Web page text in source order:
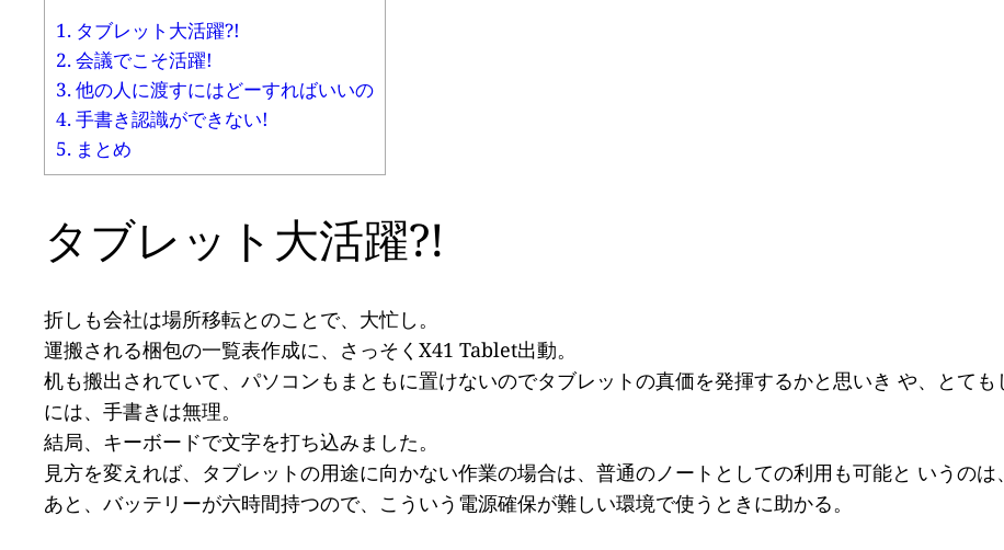
1. タブレット大活躍?!
2.会議でこそ活躍!
3.他の人に渡すにはどーすればいいの
4.手書き認識ができない!
5. まとめ
タブレット大活躍?!
折しも会社は場所移転とのことで、大忙し。
運搬される梱包の一覧表作成に、さっそくX41 Tablet出動。
机も搬出されていて、パソコンもまともに置けないのでタブレットの真価を発揮するかと思いき や、とて
には、手書きは無理。
結局、キーボードで文字を打ち込みました。
見方を変えれば、タブレットの用途に向かない作業の場合は、普通のノートとしての利用も可能と いうの
あと、バッテリーが六時間持つので、こういう電源確保が難しい環境で使うときに助かる。